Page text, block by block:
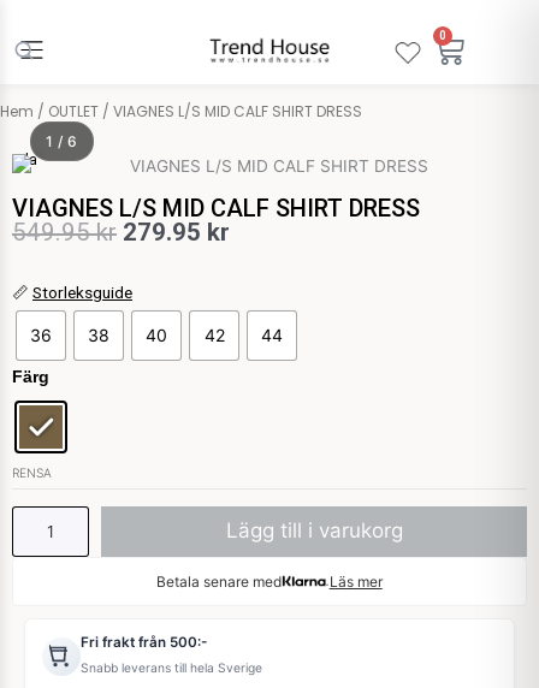
innehåll
0
Hem / OUTLET / VIAGNES L/S MID CALF SHIRT DRESS
Vila
1 / 6
VIAGNES L/S MID CALF SHIRT DRESS
549.95kr Det
priset
var:
279.95 kr
priset
📏 Storleksguide
36 38 40 42 44
Färg
RENSA
VIAGNES
L/S
MID
CALF
SHIRT
DRESS
mängd
Lägg till i varukorg
Betala senare med Läs mer
Fri frakt från 500:-
Snabb leverans till hela Sverige